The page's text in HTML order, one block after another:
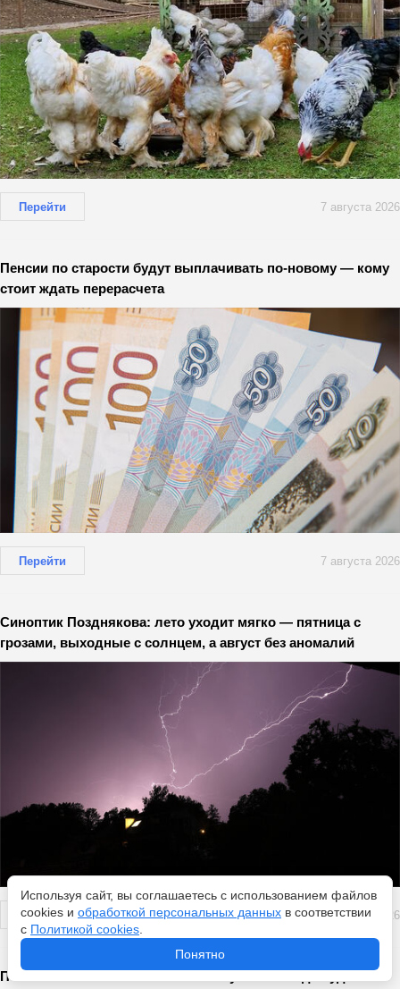
Перейти 7 августа 2026
Пенсии по старости будут выплачивать по-новому — кому
стоит ждать перерасчета
Перейти 7 августа 2026
Синоптик Позднякова: лето уходит мягко — пятница с
грозами, выходные с солнцем, а август без аномалий
Перейти 7 августа 2026
Полное солнечное затмение 12 августа 2026: где будет
Используя сайт, вы соглашаетесь с использованием файлов
cookies и обработкой персональных данных в соответствии
с Политикой cookies
Понятно